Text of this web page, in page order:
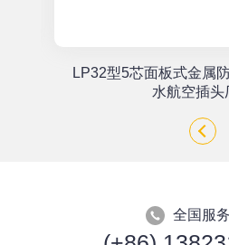
LP32型5芯面板式金属
水航空插头
全国服